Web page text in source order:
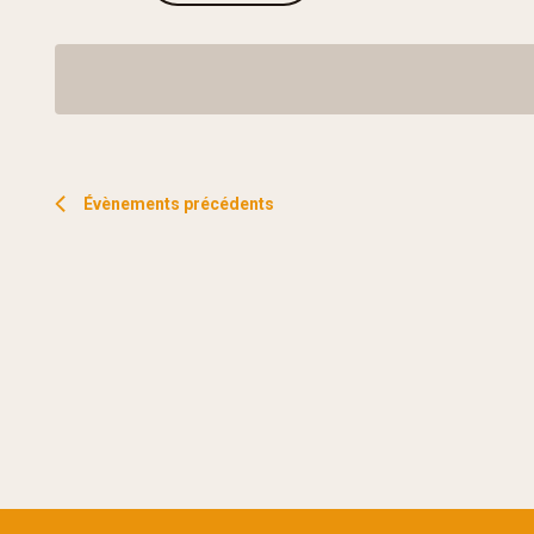
mot-
Évènements précédents